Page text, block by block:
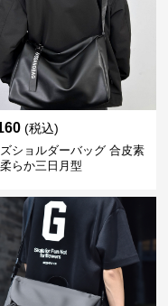
(税込)
ショルダーバッグ 合皮素
らか三日月型